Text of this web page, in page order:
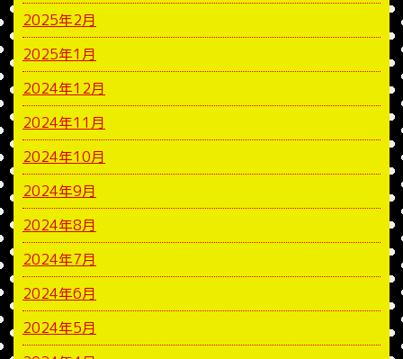
2025年2月
2025年1月
2024年12月
2024年11月
2024年10月
2024年9月
2024年8月
2024年7月
2024年6月
2024年5月